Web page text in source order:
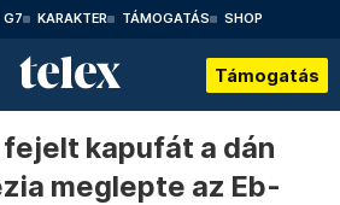
G7 KARAKTER TÁMOGATÁS SHOP
Támogatás
kapufát a dán
meglepte az Eb-